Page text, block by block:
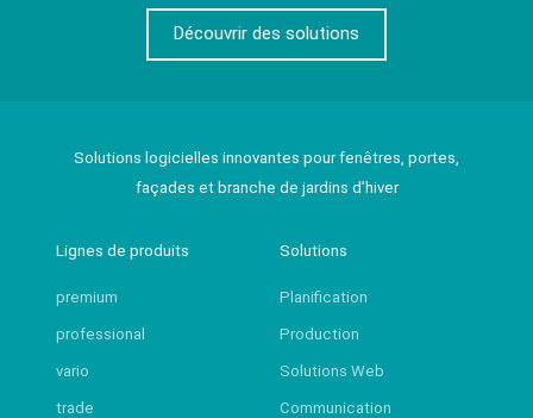
Découvrir des solutions
Solutions logicielles innovantes pour fenêtres, portes,
façades et branche de jardins d’hiver
Lignes de produits
premium
professional
vario
trade
Solutions
Planification
Production
Solutions Web
Communication